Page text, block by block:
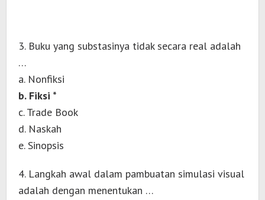
3. Buku yang substasinya tidak secara real adalah
…
a. Nonfiksi
b. Fiksi *
c. Trade Book
d. Naskah
e. Sinopsis
4. Langkah awal dalam pambuatan simulasi visual
adalah dengan menentukan …